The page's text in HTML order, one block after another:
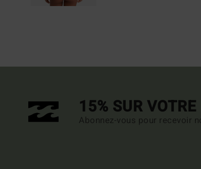
15% SUR
Abonnez-vous pour recevoir